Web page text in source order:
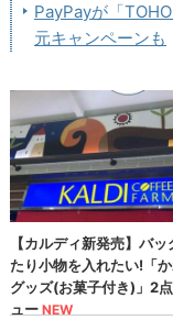
PayPayが「
元キャンペーンも